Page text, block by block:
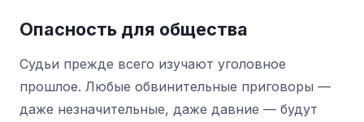
Опасность для общества
Судьи прежде всего изучают уголовное
прошлое. Любые обвинительные приговоры —
даже незначительные, даже давние — будут